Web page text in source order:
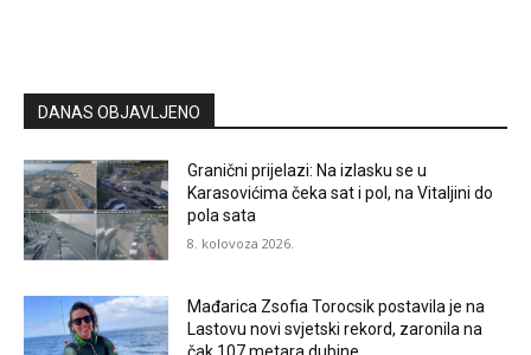
DANAS OBJAVLJENO
Granični prijelazi: Na izlasku se u
Karasovićima čeka sat i pol, na Vitaljini do
pola sata
8. kolovoza 2026.
Mađarica Zsofia Torocsik postavila je na
Lastovu novi svjetski rekord, zaronila na